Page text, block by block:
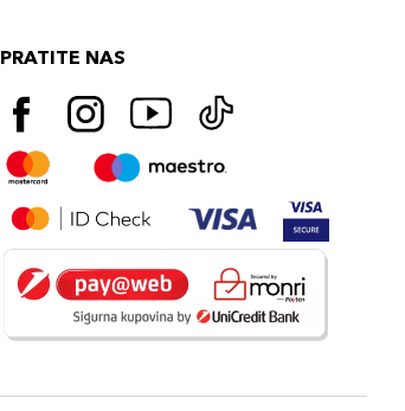
PRATITE NAS